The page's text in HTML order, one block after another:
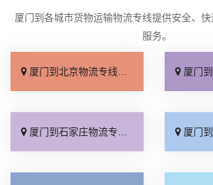
厦门到各城市货物运输物流专线提供安全、
服务。
厦门到北京物流专线_直达不中转「送货到门」 厦门到天津
厦门到石家庄物流专线_准时准点「多少公里」 厦门到唐山